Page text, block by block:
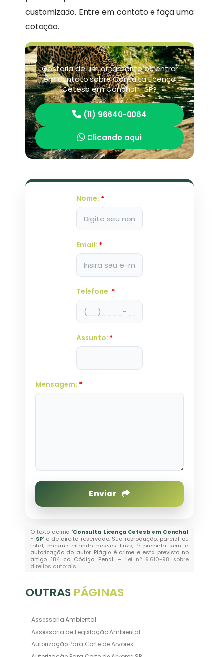
customizado. Entre em contato e faça uma
cotação.
Gostaria de um orçamento ou entrar
em contato sobre Consulta Licença
Cetesb em Conchal - SP?
(11) 96640-0064
Clicando aqui
Nome: *
Email: *
Telefone: *
Assunto: *
Mensagem: *
Enviar
O texto acima "Consulta Licença Cetesb em Conchal
- SP" é de direito reservado. Sua reprodução, parcial ou
total, mesmo citando nossos links, é proibida sem a
autorização do autor. Plágio é crime e está previsto no
artigo 184 do Código Penal. – Lei n° 9.610-98 sobre
direitos autorais.
OUTRAS PÁGINAS
Assessoria Ambiental
Assessoria de Legislação Ambiental
Autorização Para Corte de Arvores